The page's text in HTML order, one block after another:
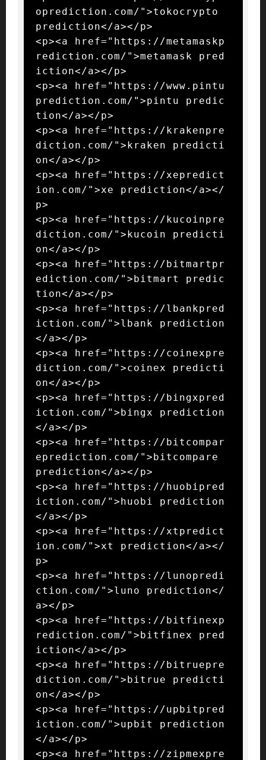
oprediction.com/">tokocrypto
prediction</a></p>
<p><a href="https://metamaskp
rediction.com/">metamask pred
iction</a></p>
<p><a href="https://www.pintu
prediction.com/">pintu predic
tion</a></p>
<p><a href="https://krakenpre
diction.com/">kraken predicti
on</a></p>
<p><a href="https://xepredict
ion.com/">xe prediction</a></
p>
<p><a href="https://kucoinpre
diction.com/">kucoin predicti
on</a></p>
<p><a href="https://bitmartpr
ediction.com/">bitmart predic
tion</a></p>
<p><a href="https://lbankpred
iction.com/">lbank prediction
</a></p>
<p><a href="https://coinexpre
diction.com/">coinex predicti
on</a></p>
<p><a href="https://bingxpred
iction.com/">bingx prediction
</a></p>
<p><a href="https://bitcompar
eprediction.com/">bitcompare
prediction</a></p>
<p><a href="https://huobipred
iction.com/">huobi prediction
</a></p>
<p><a href="https://xtpredict
ion.com/">xt prediction</a></
p>
<p><a href="https://lunopredi
ction.com/">luno prediction</
a></p>
<p><a href="https://bitfinexp
rediction.com/">bitfinex pred
iction</a></p>
<p><a href="https://bitruepre
diction.com/">bitrue predicti
on</a></p>
<p><a href="https://upbitpred
iction.com/">upbit prediction
</a></p>
<p><a href="https://zipmexpre